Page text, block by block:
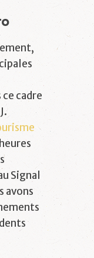
cadre
Signal
avons